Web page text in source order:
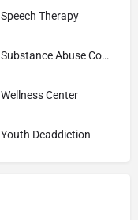
Speech Therapy
Substance Abuse Counselling
Wellness Center
Youth Deaddiction